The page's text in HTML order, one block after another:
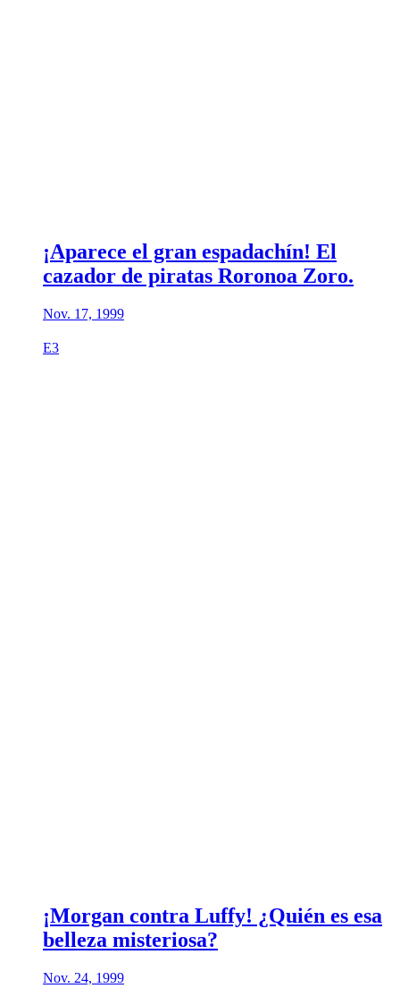
¡Aparece el gran espadachín! El
cazador de piratas Roronoa Zoro.
Nov. 17, 1999
E3
¡Morgan contra Luffy! ¿Quién es esa
belleza misteriosa?
Nov. 24, 1999